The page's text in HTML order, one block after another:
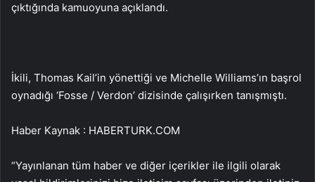
çıktığında kamuoyuna açıklandı.
İkili, Thomas Kail’in yönettiği ve Michelle Williams’ın başrol
oynadığı ‘Fosse / Verdon’ dizisinde çalışırken tanışmıştı.
Haber Kaynak : HABERTURK.COM
“Yayınlanan tüm haber ve diğer içerikler ile ilgili olarak